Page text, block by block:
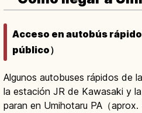
Acceso en autobús
público）
Algunos autobuses rápidos de
la estación JR de Kawasaki y
paran en Umihotaru PA（